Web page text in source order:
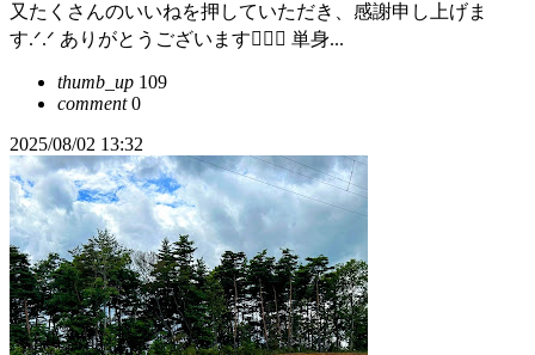
又たくさんのいいねを押していただき、感謝申し上げま
す.ᐟ.ᐟ ありがとうございます🙇‍♀️✨️ 単身...
thumb_up 109
comment0
2025/08/02 13:32